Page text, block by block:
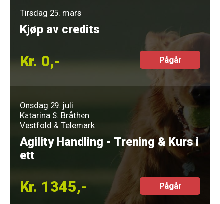
Tirsdag 25. mars
Kjøp av credits
Kr. 0,- Pågår
Onsdag 29. juli
Katarina S. Bråthen
Vestfold & Telemark
Agility Handling - Trening & Kurs i
ett
Kr. 1345,- Pågår